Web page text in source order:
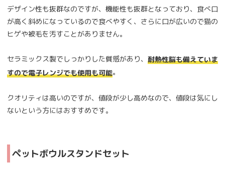
デザイン性も抜群なのですが、機能性も抜群となっており、食べ口
が高く斜めになっているので食べやすく、さらに口が広いので猫の
ヒゲや被毛を汚すことがありません。
セラミックス製でしっかりした質感があり、 耐熱性脳も備えていま
すので電子レンジでも使用も可能。
クオリティは高いのですが、値段が少し高めなので、値段は気にし
ないという方にはおすすめです。
ペットボウルスタンドセット